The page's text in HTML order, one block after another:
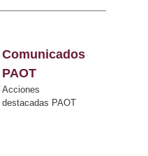
Comunicados
PAOT
Acciones
destacadas PAOT